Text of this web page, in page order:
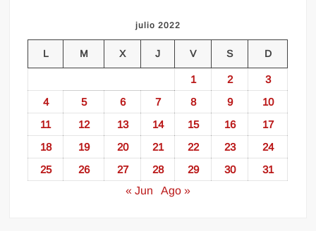
julio 2022
L M X J V S D
1 2
3
4
5 6 7 8 9
10
11
12 13 14 15 16
17
18
19 20 21 22 23
24
25
26 27 28 29 30
31
« Jun
Ago »